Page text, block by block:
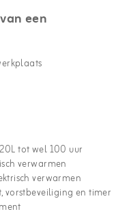
een
tot wel 100 uur
verwarmen
verwarmen
vorstbeveiliging en timer